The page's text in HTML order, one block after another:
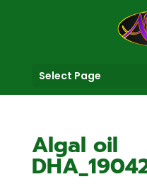
Select Page
Algal oil